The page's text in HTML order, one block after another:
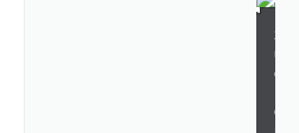
S
u
e
e